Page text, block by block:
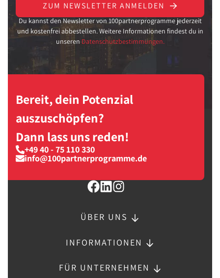
ZUM NEWSLETTER ANMELDEN
Du kannst den Newsletter von 100partnerprogramme jederzeit
und kostenfrei abbestellen. Weitere Informationen findest du in
unseren Datenschutzbestimmungen.
Bereit, dein Potenzial
auszuschöpfen?
Dann lass uns reden!
+49 40 - 75 110 330
info@100partnerprogramme.de
ÜBER UNS
INFORMATIONEN
FÜR UNTERNEHMEN